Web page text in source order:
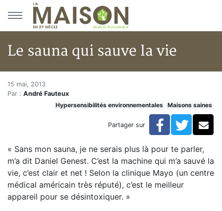
Aller au menu principal
Aller au contenu principal
Le sauna qui sauve la vie
Accueil
Articles
Maisons saines
Hypersensibilités environnementales
Le sauna qui sauve la vie
15 mai, 2013
Par : André Fauteux
Hypersensibilités environnementales
Maisons saines
Partager sur Facebook
« Sans mon sauna, je ne serais plus là pour te parler,
m’a dit Daniel Genest. C’est la machine qui m’a sauvé la
vie, c’est clair et net ! Selon la clinique Mayo (un centre
médical américain très réputé), c’est le meilleur
appareil pour se désintoxiquer. »